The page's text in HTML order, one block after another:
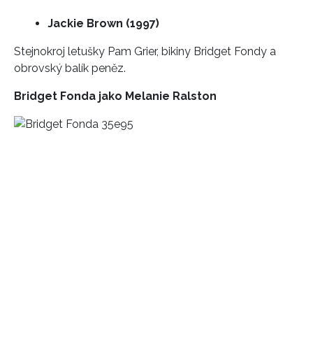
Jackie Brown (1997)
Stejnokroj letušky Pam Grier, bikiny Bridget Fondy a
obrovský balík peněz.
Bridget Fonda jako Melanie Ralston